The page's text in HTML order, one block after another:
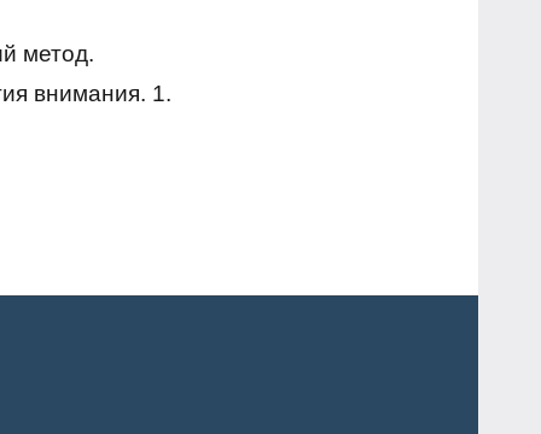
метод.
внимания. 1.